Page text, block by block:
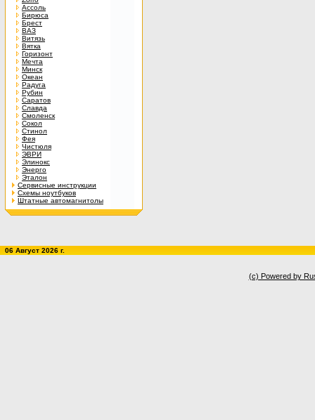
Ассоль
Бирюса
Брест
ВАЗ
Витязь
Вятка
Горизонт
Мечта
Минск
Океан
Радуга
Рубин
Саратов
Славда
Смоленск
Сокол
Стинол
Фея
Чистюля
ЭВРИ
Элинокс
Энерго
Эталон
Сервисные инструкции
Схемы ноутбуков
Штатные автомагнитолы
06 Август 2026 г.
(c) Powered by